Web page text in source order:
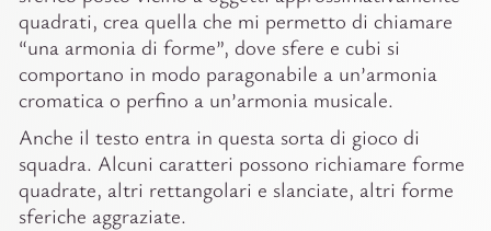
quadrati, crea quella che mi permetto di chiamare
“una armonia di forme”, dove sfere e cubi si
comportano in modo paragonabile a un’armonia
cromatica o perfino a un’armonia musicale.
Anche il testo entra in questa sorta di gioco di
squadra. Alcuni caratteri possono richiamare forme
quadrate, altri rettangolari e slanciate, altri forme
sferiche aggraziate.